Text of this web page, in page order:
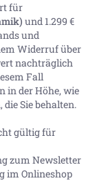
für
und 1.299 €
und
Widerruf über
nachträglich
Fall
in der Höhe, wie
Sie behalten.
gültig für
zum Newsletter
im Onlineshop